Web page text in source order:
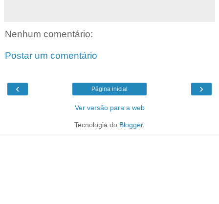
Nenhum comentário:
Postar um comentário
‹ ›
Página inicial
Ver versão para a web
Tecnologia do Blogger.